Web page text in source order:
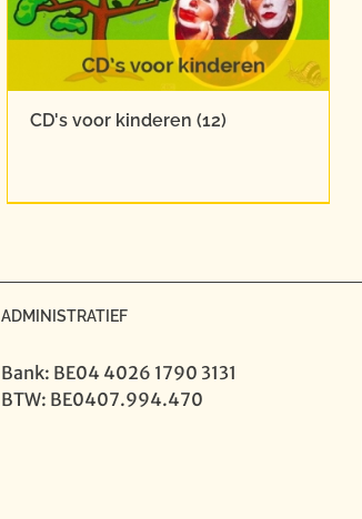
CD's voor kinderen (12)
ADMINISTRATIEF
Bank: BE04 4026 1790 3131
BTW: BE0407.994.470